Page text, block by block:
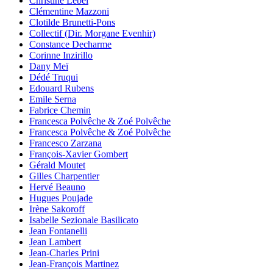
Clémentine Mazzoni
Clotilde Brunetti-Pons
Collectif (Dir. Morgane Evenhir)
Constance Decharme
Corinne Inzirillo
Dany Meï
Dédé Truqui
Edouard Rubens
Emile Serna
Fabrice Chemin
Francesca Polvêche & Zoé Polvêche
Francesca Polvêche & Zoé Polvêche
Francesco Zarzana
François-Xavier Gombert
Gérald Moutet
Gilles Charpentier
Hervé Beauno
Hugues Poujade
Irène Sakoroff
Isabelle Sezionale Basilicato
Jean Fontanelli
Jean Lambert
Jean-Charles Prini
Jean-François Martinez